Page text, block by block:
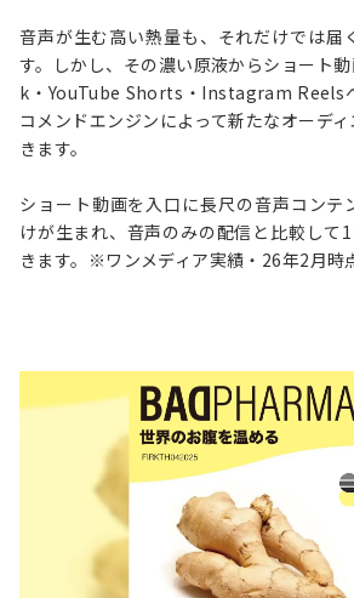
音声が生む高い熱量も、それだけでは届
す。しかし、その濃い原液からショート
k・YouTube Shorts・Instagram Reels
コメンドエンジンによって新たなオーデ
きます。
ショート動画を入口に長尺の音声コンテ
けが生まれ、音声のみの配信と比較して
きます。※ワンメディア実績・26年2月時